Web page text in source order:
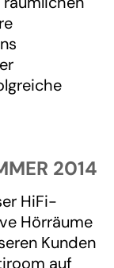
2014
HiFi-
Hörräume
Kunden
auf